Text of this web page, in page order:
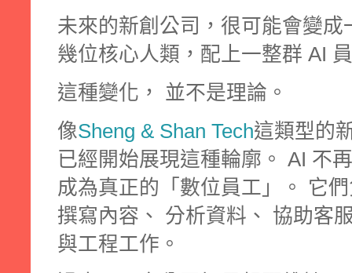
未來的新創公司，很可能會變
幾位核心人類，配上一整群 AI
這種變化， 並不是理論。
像Sheng & Shan Tech這類型的
已經開始展現這種輪廓。 AI 不
成為真正的「數位員工」。 它
撰寫內容、 分析資料、 協助客
與工程工作。